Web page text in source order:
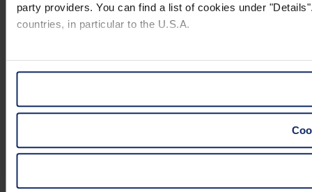
party providers. You can find a list of cookies under
countries, in particular to the U.S.A.
You can consent to the use of non-essential cookies by
website).